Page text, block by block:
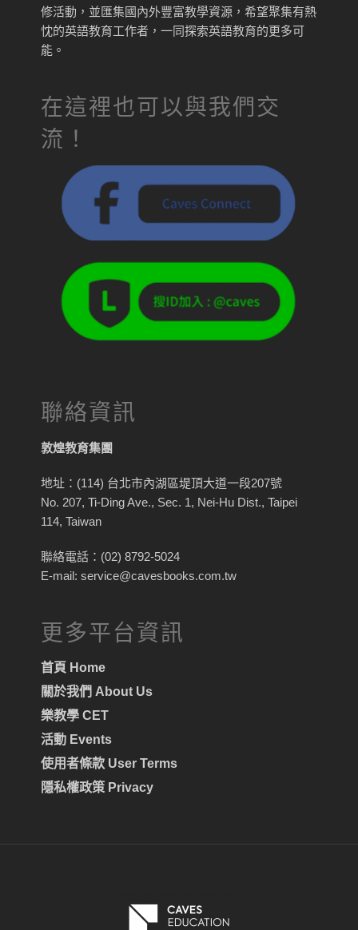
修活動，並匯集國內外豐富教學資源，希望聚集有熱
忱的英語教育工作者，一同探索英語教育的更多可
能。
在這裡也可以與我們交
流！
聯絡資訊
敦煌教育集團
地址：(114) 台北市內湖區堤頂大道一段207號
No. 207, Ti-Ding Ave., Sec. 1, Nei-Hu Dist., Taipei
114, Taiwan
聯絡電話：(02) 8792-5024
E-mail: service@cavesbooks.com.tw
更多平台資訊
首頁 Home
關於我們 About Us
樂教學 CET
活動 Events
使用者條款 User Terms
隱私權政策 Privacy